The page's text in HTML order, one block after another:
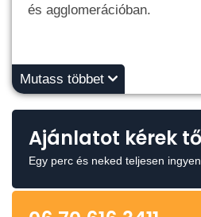
és agglomerációban.
Mutass többet
Ajánlatot kérek
Egy perc és neked teljesen